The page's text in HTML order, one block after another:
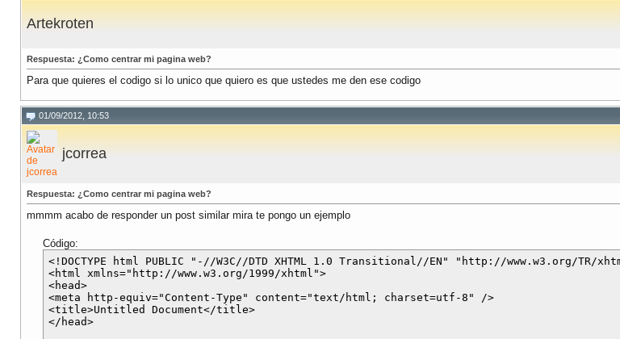
Artekroten
Respuesta: ¿Como centrar mi pagina web?
Para que quieres el codigo si lo unico que quiero es que ustedes me den ese codigo
01/09/2012, 10:53
jcorrea
Respuesta: ¿Como centrar mi pagina web?
mmmm acabo de responder un post similar mira te pongo un ejemplo
Código:
<!DOCTYPE html PUBLIC "-//W3C//DTD XHTML 1.0 Transitional//EN" "http://www.w3.org/TR/
<html xmlns="http://www.w3.org/1999/xhtml">
<head>
<meta http-equiv="Content-Type" content="text/html; charset=utf-8" />
<title>Untitled Document</title>
</head>